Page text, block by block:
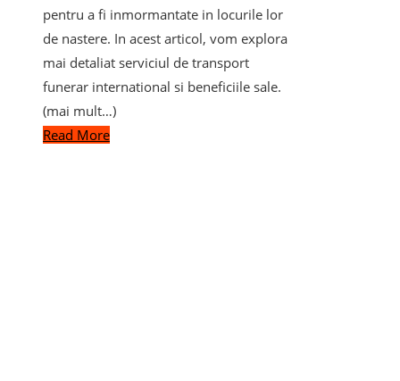
pentru a fi inmormantate in locurile lor
de nastere. In acest articol, vom explora
mai detaliat serviciul de transport
funerar international si beneficiile sale.
(mai mult…)
Read More